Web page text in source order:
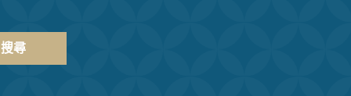
搜尋